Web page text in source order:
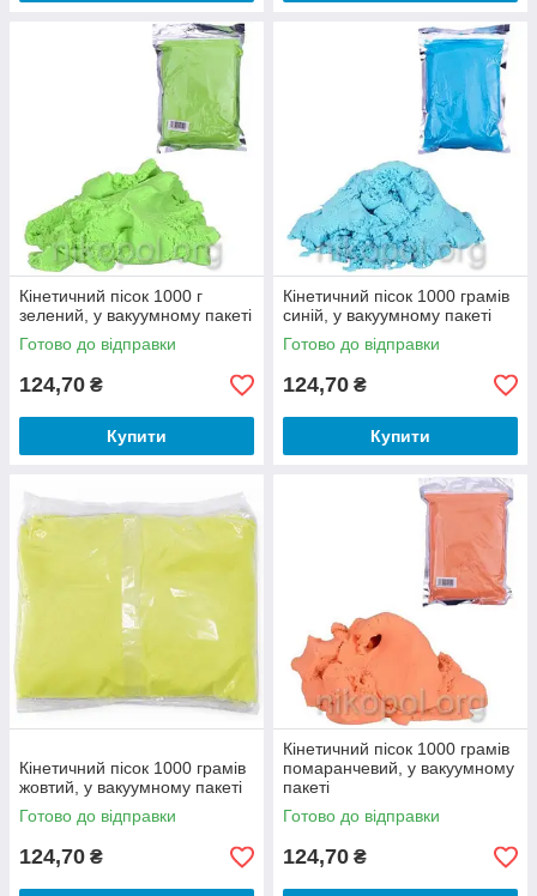
Кінетичний пісок 1000 г
зелений, у вакуумному пакеті
Готово до відправки
124,70 ₴
Купити
Кінетичний пісок 1000 грамів
синій, у вакуумному пакеті
Готово до відправки
124,70 ₴
Купити
Кінетичний пісок 1000 грамів
жовтий, у вакуумному пакеті
Готово до відправки
124,70 ₴
Кінетичний пісок 1000 грамів
помаранчевий, у вакуумному
пакеті
Готово до відправки
124,70 ₴